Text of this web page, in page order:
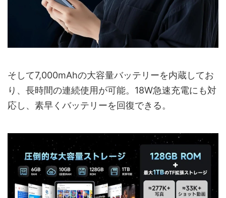
そして7,000mAhの大容量バッテリーを内蔵してお
り、長時間の連続使用が可能。18W急速充電にも対
応し、素早くバッテリーを回復できる。